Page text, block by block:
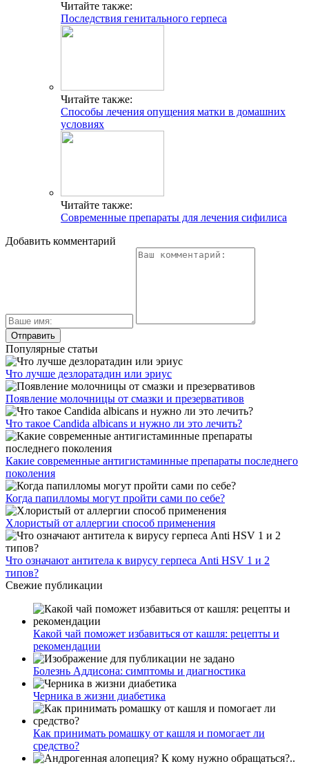
Читайте также:
Последствия генитального герпеса
Читайте также:
Способы лечения опущения матки в домашних
условиях
Читайте также:
Современные препараты для лечения сифилиса
Добавить комментарий
Популярные статьи
Что лучше дезлоратадин или эриус
Появление молочницы от смазки и презервативов
Что такое Candida albicans и нужно ли это лечить?
Какие современные антигистаминные препараты последнего
поколения
Когда папилломы могут пройти сами по себе?
Хлористый от аллергии способ применения
Что означают антитела к вирусу герпеса Anti HSV 1 и 2
типов?
Свежие публикации
Какой чай поможет избавиться от кашля: рецепты и
рекомендации
Болезнь Аддисона: симптомы и диагностика
Черника в жизни диабетика
Как принимать ромашку от кашля и помогает ли
средство?